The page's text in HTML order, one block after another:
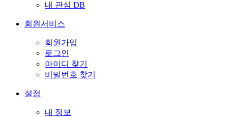
내 관심 DB
회원서비스
회원가입
로그인
아이디 찾기
비밀번호 찾기
설정
내 정보